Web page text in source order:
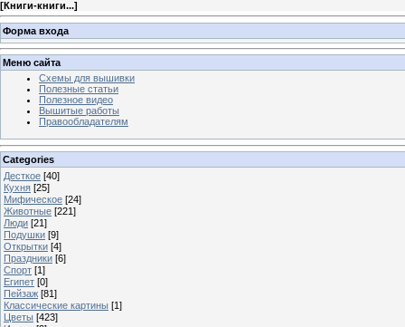
[Книги-книги...]
Форма входа
Меню сайта
Схемы для вышивки
Полезные статьи
Полезное видео
Вышитые работы
Правообладателям
Categories
Десткое [40]
Кухня [25]
Мифическое [24]
Животные [221]
Люди [21]
Подушки [9]
Открытки [4]
Праздники [6]
Спорт [1]
Египет [0]
Пейзаж [81]
Классические картины [1]
Цветы [423]